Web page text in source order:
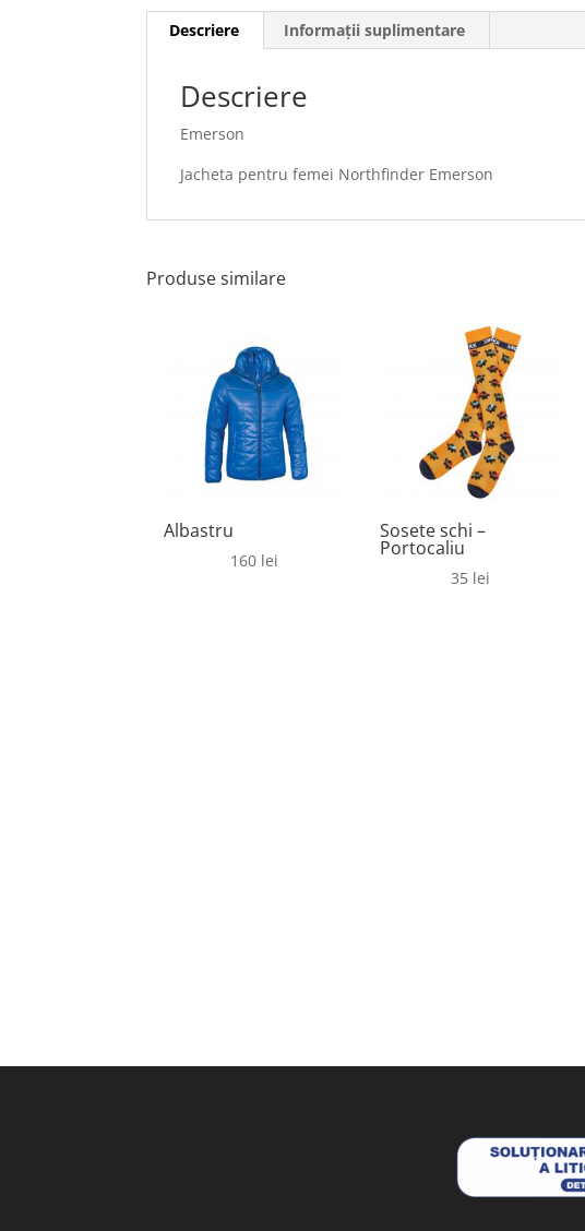
Descriere Informații suplimentare
Descriere
Emerson
Jacheta pentru femei Northfinder Emerson
Produse similare
Albastru
160 lei
Sosete schi –
Portocaliu
35 lei